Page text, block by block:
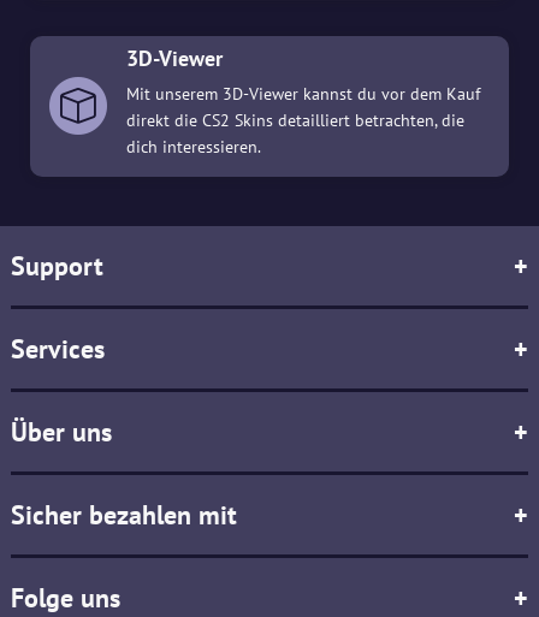
3D-Viewer
Mit unserem 3D-Viewer kannst du vor dem Kauf
direkt die CS2 Skins detailliert betrachten, die
dich interessieren.
Support +
Services +
Über uns +
Sicher bezahlen mit +
Folge uns +